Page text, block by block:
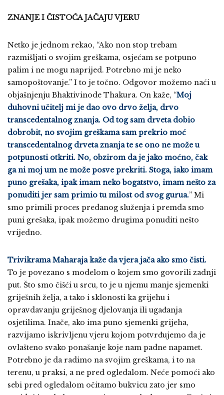
ZNANJE I ČISTOĆA JAČAJU VJERU
Netko je jednom rekao, “Ako non stop trebam
razmišljati o svojim greškama, osjećam se potpuno
palim i ne mogu naprijed. Potrebno mi je neko
samopoštovanje.” I to je točno. Odgovor možemo naći u
objašnjenju Bhaktivinode Thakura. On kaže, “Moj
duhovni učitelj mi je dao ovo drvo želja, drvo
transcedentalnog znanja. Od tog sam drveta dobio
dobrobit, no svojim greškama sam prekrio moć
transcedentalnog drveta znanja te se ono ne može u
potpunosti otkriti. No, obzirom da je jako moćno, čak
ga ni moj um ne može posve prekriti. Stoga, iako imam
puno grešaka, ipak imam neko bogatstvo, imam nešto za
ponuditi jer sam primio tu milost od svog gurua.” Mi
smo primili proces predanog služenja i premda smo
puni grešaka, ipak možemo drugima ponuditi nešto
vrijedno.
Trivikrama Maharaja kaže da vjera jača ako smo čisti.
To je povezano s modelom o kojem smo govorili zadnji
put. Što smo čišći u srcu, to je u njemu manje sjemenki
griješnih želja, a tako i sklonosti ka grijehu i
opravdavanju griješnog djelovanja ili ugađanja
osjetilima. Inače, ako ima puno sjemenki grijeha,
razvijamo iskrivljenu vjeru kojom potvrđujemo da je
ovlašteno svako ponašanje koje nam padne napamet.
Potrebno je da radimo na svojim greškama, i to na
terenu, u praksi, a ne pred ogledalom. Neće pomoći ako
sebi pred ogledalom očitamo bukvicu zato jer smo